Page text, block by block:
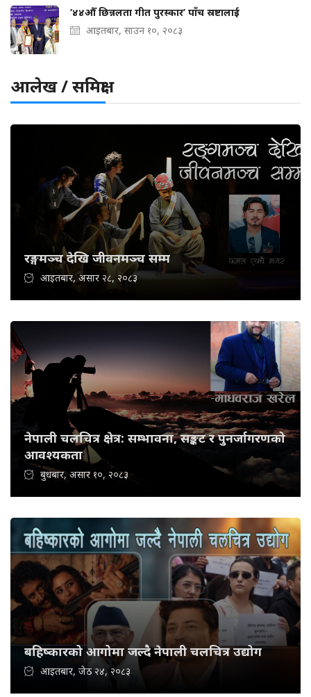
‘४४औँ छिन्नलता गीत पुरस्कार’ पाँच स्रष्टालाई
आइतबार, साउन १०, २०८३
आलेख / समिक्षा
रङ्गमञ्च देखि जीवनमञ्च सम्म
आइतबार, असार २८, २०८३
नेपाली चलचित्र क्षेत्र: सम्भावना, सङ्कट र पुनर्जागरणको
आवश्यकता
बुधबार, असार १०, २०८३
बहिष्कारको आगोमा जल्दै नेपाली चलचित्र उद्योग
आइतबार, जेठ २४, २०८३